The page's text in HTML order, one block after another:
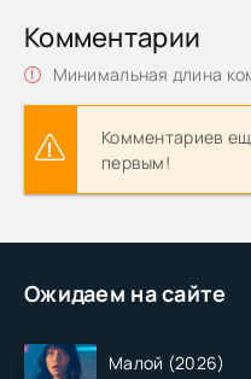
Ожидаем на сайте
Малой (2026)
Комментарии
Минимальная длина
Комментариев
первым!